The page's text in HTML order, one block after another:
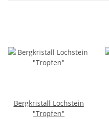
Bergkristall Lochstein
"Tropfen"